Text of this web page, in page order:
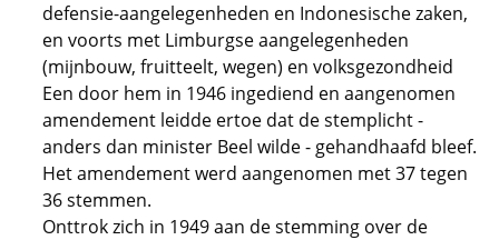
defensie-aangelegenheden en Indonesische zaken,
en voorts met Limburgse aangelegenheden
(mijnbouw, fruitteelt, wegen) en volksgezondheid
Een door hem in 1946 ingediend en aangenomen
amendement leidde ertoe dat de stemplicht -
anders dan minister Beel wilde - gehandhaafd bleef.
Het amendement werd aangenomen met 37 tegen
36 stemmen.
Onttrok zich in 1949 aan de stemming over de